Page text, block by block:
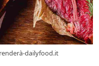
dailyfood.it